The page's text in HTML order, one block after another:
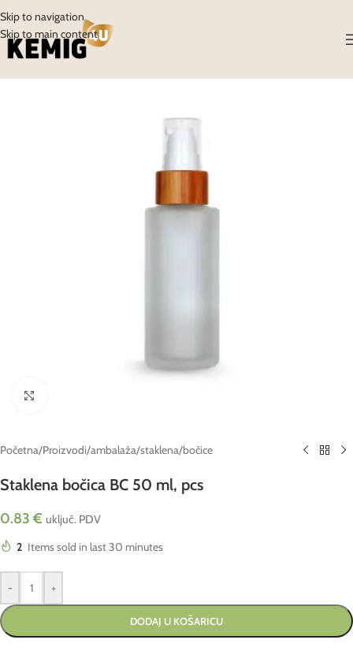
Skip to navigation
Skip to main content
Početna/Proizvodi/ambalaža/staklena/bočice
Staklena bočica BC 50 ml, pcs
0.83 € uključ. PDV
2 Items sold in last 30 minutes
- +
DODAJ U KOŠARICU